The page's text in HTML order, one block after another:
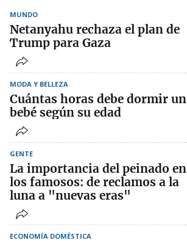
MUNDO
Netanyahu rechaza el plan de
Trump para Gaza
MODA Y BELLEZA
Cuántas horas debe dormir un
bebé según su edad
GENTE
La importancia del peinado en
los famosos: de reclamos a la
luna a "nuevas eras"
ECONOMÍA DOMÉSTICA